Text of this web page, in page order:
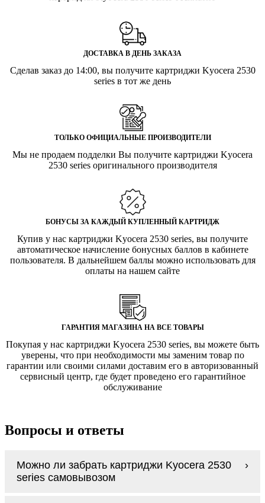
ДОСТАВКА В ДЕНЬ ЗАКАЗА
Сделав заказ до 14:00, вы получите картриджи Kyocera 2530
series в тот же день
ТОЛЬКО ОФИЦИАЛЬНЫЕ ПРОИЗВОДИТЕЛИ
Мы не продаем подделки Вы получите картриджи Kyocera
2530 series оригинального производителя
БОНУСЫ ЗА КАЖДЫЙ КУПЛЕННЫЙ КАРТРИДЖ
Купив у нас картриджи Kyocera 2530 series, вы получите
автоматическое начисление бонусных баллов в кабинете
пользователя. В дальнейшем баллы можно использовать для
оплаты на нашем сайте
ГАРАНТИЯ МАГАЗИНА НА ВСЕ ТОВАРЫ
Покупая у нас картриджи Kyocera 2530 series, вы можете быть
уверены, что при необходимости мы заменим товар по
гарантии или своими силами доставим его в авторизованный
сервисный центр, где будет проведено его гарантийное
обслуживание
Вопросы и ответы
Можно ли забрать картриджи Kyocera 2530
series самовывозом